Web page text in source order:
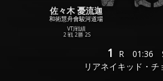
佐々木 憂流迦
和術慧舟會駿河道場
VTJ戦績
2 戦 2勝 2S
1 R 01:36
リアネイキッド・チ